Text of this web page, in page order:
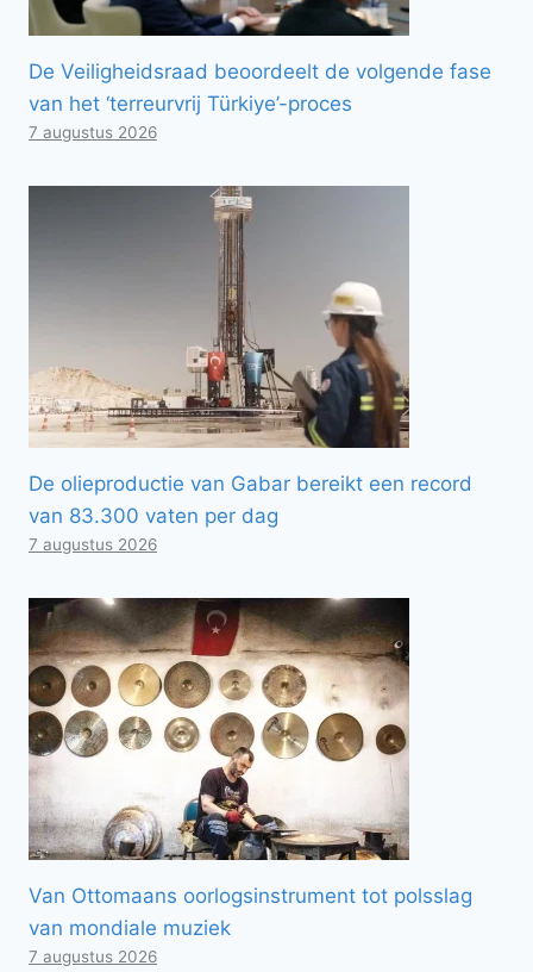
De Veiligheidsraad beoordeelt de volgende fase
van het ‘terreurvrij Türkiye’-proces
7 augustus 2026
De olieproductie van Gabar bereikt een record
van 83.300 vaten per dag
7 augustus 2026
Van Ottomaans oorlogsinstrument tot polsslag
van mondiale muziek
7 augustus 2026